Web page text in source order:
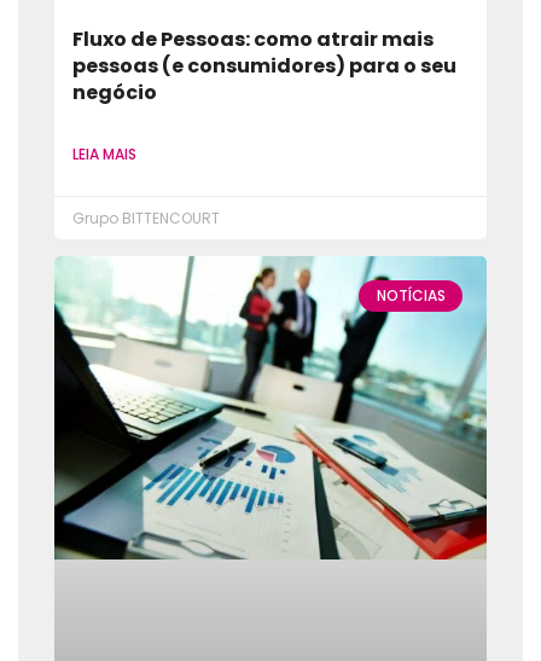
Fluxo de Pessoas: como atrair mais
pessoas (e consumidores) para o seu
negócio
LEIA MAIS
Grupo BITTENCOURT
NOTÍCIAS